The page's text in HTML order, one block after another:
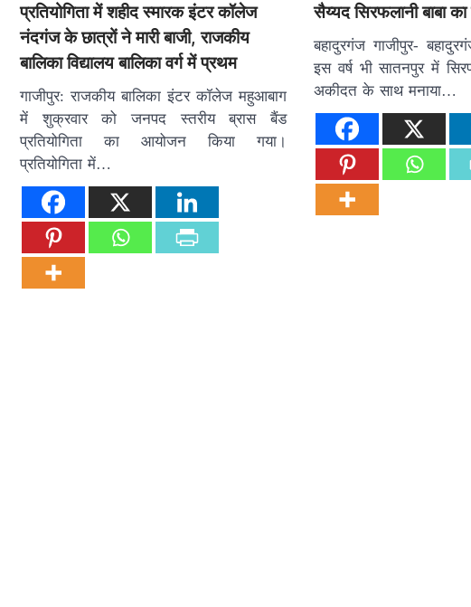
प्रतियोगिता में शहीद स्मारक इंटर कॉलेज
नंदगंज के छात्रों ने मारी बाजी, राजकीय
बालिका विद्यालय बालिका वर्ग में प्रथम
गाजीपुर: राजकीय बालिका इंटर कॉलेज महुआबाग
में शुक्रवार को जनपद स्तरीय ब्रास बैंड
प्रतियोगिता का आयोजन किया गया।
प्रतियोगिता में…
सैय्यद सिरफलानी बाबा का
बहादुरगंज गाजीपुर-
इस वर्ष भी सातनपुर में
अकीदत के साथ मनाया…